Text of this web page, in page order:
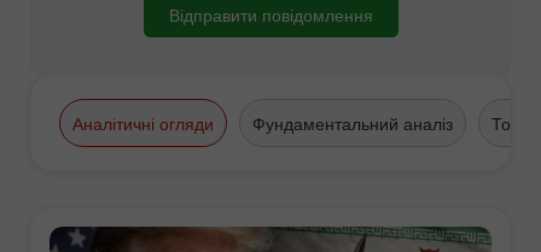
Відправити повідомлення
Аналітичні огляди Фундаментальний аналіз